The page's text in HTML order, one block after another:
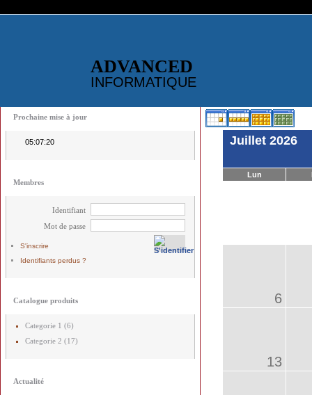
ADVANCED
INFORMATIQUE
Prochaine mise à jour
05:07:20
Membres
Identifiant
Mot de passe
S'inscrire
Identifiants perdus ?
Catalogue produits
Categorie 1 (6)
Categorie 2 (17)
Actualité
Juillet 2026
Lun
6
13